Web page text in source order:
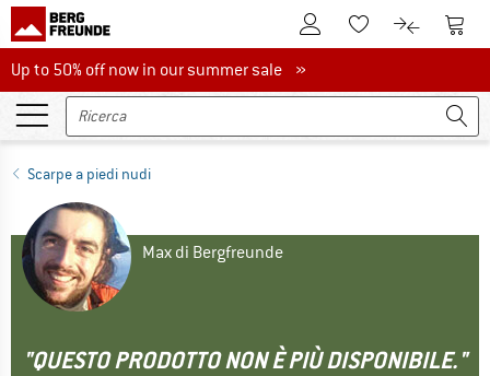
Al conto clienteAlla lista
Al Al
Up to 50% off now in our summer sale
Up to 50% off now in our summer sale »
Scarpe a piedi nudi
Max di Bergfreunde
"QUESTO PRODOTTO NON È PIÙ DISPONIBILE."